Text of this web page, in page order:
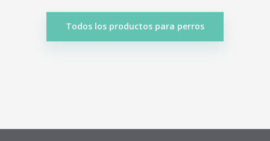
Todos los productos para perros